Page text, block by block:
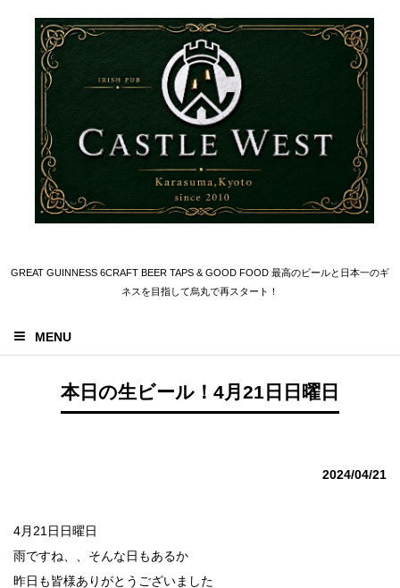
GREAT GUINNESS 6CRAFT BEER TAPS & GOOD FOOD 最高のビールと日本一のギ
ネスを目指して烏丸で再スタート！
MENU
本日の生ビール！4月21日日曜日
2024/04/21
4月21日日曜日
雨ですね、、そんな日もあるか
昨日も皆様ありがとうございました